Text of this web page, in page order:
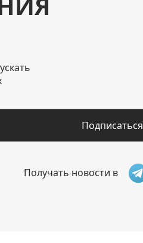
Подписаться
Получать новости в